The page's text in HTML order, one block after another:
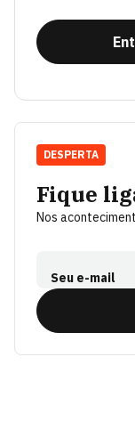
Fique
Nos
Seu e-mail
DESPERTA